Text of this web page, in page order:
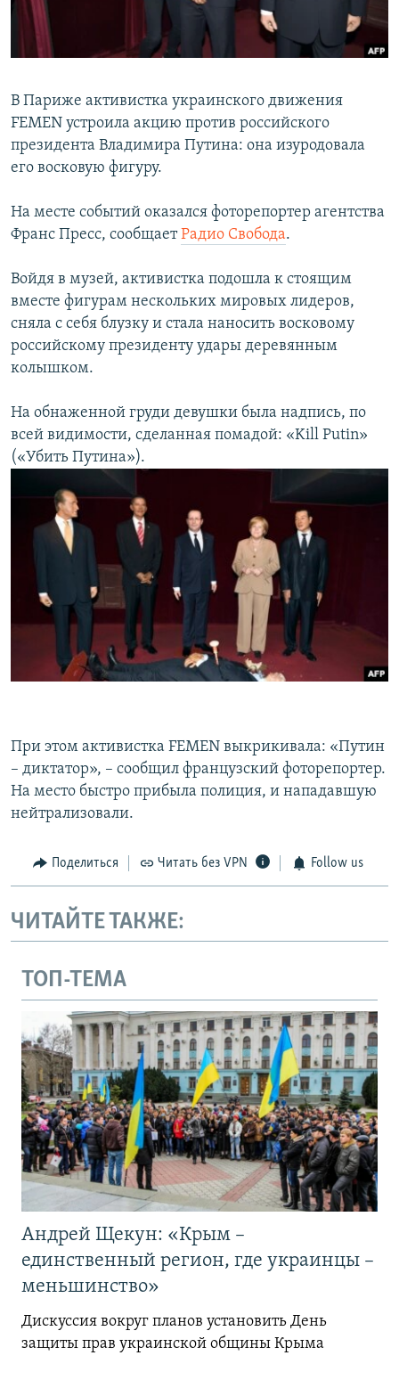
ПОБЕДИТЕЛЕЙ НЕ СУДЯТ?
КРЫМ.НЕПОКОРЕННЫЙ
УКРАИНСКАЯ ПРОБЛЕМА КРЫМА
ПРИСОЕДИНЯЙТЕСЬ!
Все сайты RFE/RL
В Париже активистка украинского движения
FEMEN устроила акцию против российского
президента Владимира Путина: она изуродовала
его восковую фигуру.
На месте событий оказался фоторепортер агентства
Франс Пресс, сообщаетРадио Свобода.
Войдя в музей, активистка подошла к стоящим
вместе фигурам нескольких мировых лидеров,
сняла с себя блузку и стала наносить восковому
российскому президенту удары деревянным
колышком.
На обнаженной груди девушки была надпись, по
всей видимости, сделанная помадой: «Kill Putin»
(«Убить Путина»).
При этом активистка FEMEN выкрикивала: «Путин
– диктатор», – сообщил французский фоторепортер.
На место быстро прибыла полиция, и нападавшую
нейтрализовали.
Поделиться Читать без VPN Follow us
ЧИТАЙТЕ ТАКЖЕ:
ТОП-ТЕМА
Андрей Щекун: «Крым –
единственный регион, где украинцы –
меньшинство»
Дискуссия вокруг планов установить День
защиты прав украинской общины Крыма